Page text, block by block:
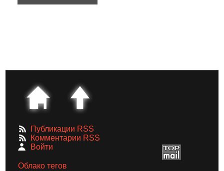
Публикации RSS
Комментарии RSS
Войти
Облако тегов